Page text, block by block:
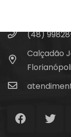
(48)
Calçadão